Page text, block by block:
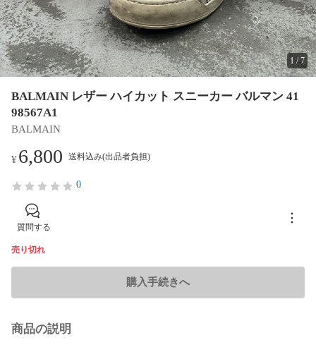
1/7
BALMAIN レザー ハイカット スニーカー バルマン 41
98567A1
BALMAIN
¥6,800 送料込み(出品者負担)
0
質問する
売り切れ
購入手続きへ
商品の説明